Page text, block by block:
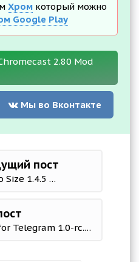
Хром который можно
Google Play
2.80 Mod
Мы во Вконтакте
пост
Compress, Reduce Video Size 1.4.5 Mod (Premium)
EchoGram - TV for Telegram 1.0-rc.final Mod (Premium)